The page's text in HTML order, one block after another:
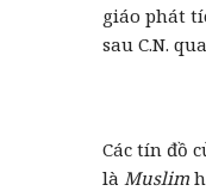
giáo phát
sau C.N.
Các tín đồ
là Muslim